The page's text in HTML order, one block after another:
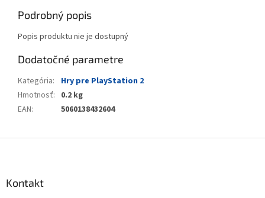
Podrobný popis
Popis produktu nie je dostupný
Dodatočné parametre
Kategória:
Hry pre PlayStation 2
Hmotnosť: 0.2 kg
EAN: 5060138432604
Kontakt